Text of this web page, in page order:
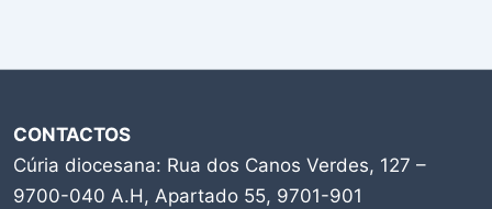
CONTACTOS
Cúria diocesana: Rua dos Canos Verdes, 127 –
9700-040 A.H, Apartado 55, 9701-901